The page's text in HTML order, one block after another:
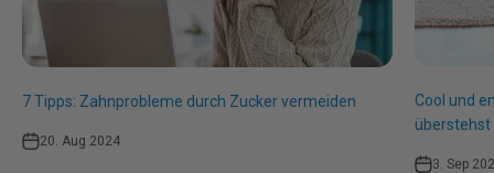
7 Tipps: Zahnprobleme durch Zucker vermeiden
20. Aug 2024
Cool und
überstehst
3. Sep